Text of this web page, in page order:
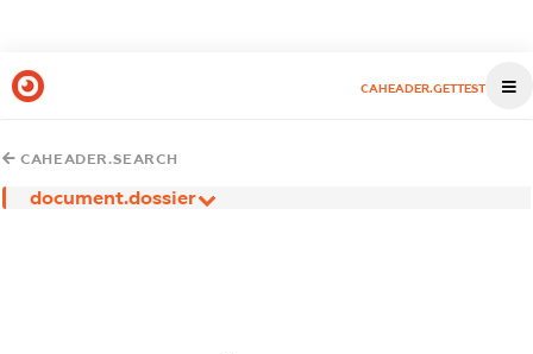
CAHEADER.GETTEST
CAHEADER.SEARCH
document.dossier